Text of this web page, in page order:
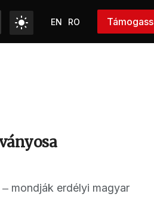
EN RO Támogass
mondják erdélyi magyar